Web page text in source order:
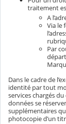
traitement
A
Via le
Par
Dans le cadre de
identité par tout
services chargés
données se
supplémentaires
photocopie d’un